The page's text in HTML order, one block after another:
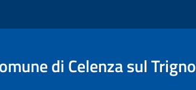
di Celenza sul Trigno